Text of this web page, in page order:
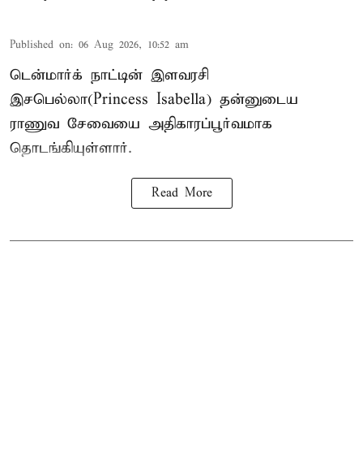
Published on: 06 Aug 2026, 10:52 am
டென்மார்க் நாட்டின் இளவரசி
இசபெல்லா(Princess Isabella) தன்னுடைய
ராணுவ சேவையை அதிகாரப்பூர்வமாக
தொடங்கியுள்ளார்.
Read More